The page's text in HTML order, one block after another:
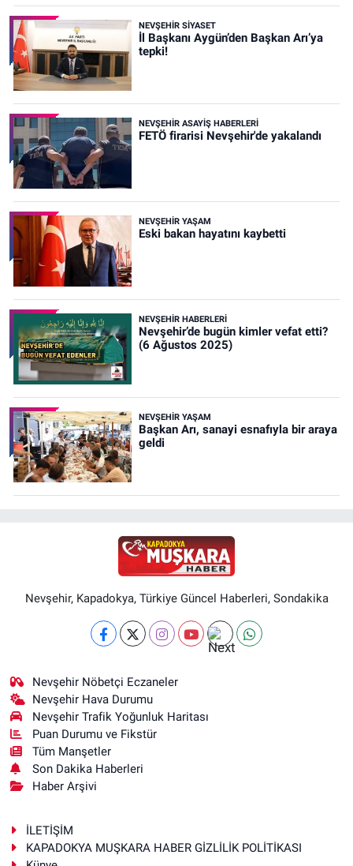
NEVŞEHIR SIYASET
İl Başkanı Aygün’den Başkan Arı’ya
tepki!
NEVŞEHIR ASAYIŞ HABERLERI
FETÖ firarisi Nevşehir'de yakalandı
NEVŞEHIR YAŞAM
Eski bakan hayatını kaybetti
NEVŞEHIR HABERLERI
Nevşehir’de bugün kimler vefat etti?
(6 Ağustos 2025)
NEVŞEHIR YAŞAM
Başkan Arı, sanayi esnafıyla bir araya
geldi
Nevşehir, Kapadokya, Türkiye Güncel Haberleri, Sondakika
Nevşehir Nöbetçi Eczaneler
Nevşehir Hava Durumu
Nevşehir Trafik Yoğunluk Haritası
Puan Durumu ve Fikstür
Tüm Manşetler
Son Dakika Haberleri
Haber Arşivi
İLETİŞİM
KAPADOKYA MUŞKARA HABER GİZLİLİK POLİTİKASI